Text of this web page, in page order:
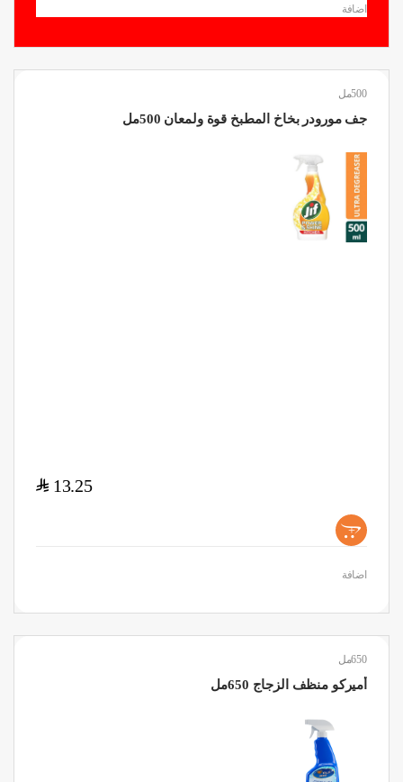
اضافة
500مل
جف مورودر بخاخ المطبخ قوة ولمعان 500مل
13.25
$
+
اضافة
650مل
أميركو منظف الزجاج 650مل